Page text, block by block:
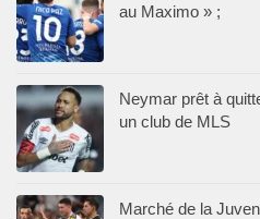
au Maximo » ;
Neymar prêt à
un club de MLS
Marché de la